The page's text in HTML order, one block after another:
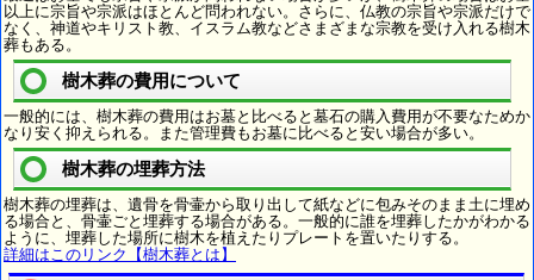
以上に宗旨や宗派はほとんど問われない。さらに、仏教の宗旨や宗派だけで
なく、神道やキリスト教、イスラム教などさまざまな宗教を受け入れる樹木
葬もある。
樹木葬の費用について
一般的には、樹木葬の費用はお墓と比べると墓石の購入費用が不要なためか
なり安く抑えられる。また管理費もお墓に比べると安い場合が多い。
樹木葬の埋葬方法
樹木葬の埋葬は、遺骨を骨壷から取り出して紙などに包みそのまま土に埋め
る場合と、骨壷ごと埋葬する場合がある。一般的に誰を埋葬したかがわかる
ように、埋葬した場所に樹木を植えたりプレートを置いたりする。
詳細はこのリンク【樹木葬とは】